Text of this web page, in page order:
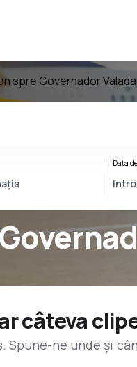
spre Governador
Data
câteva
ne unde și